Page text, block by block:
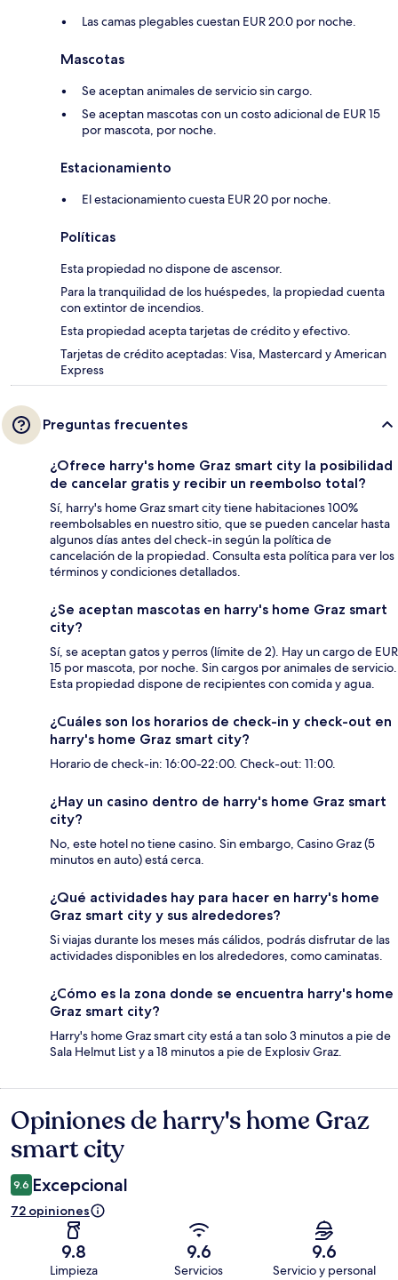
Las camas plegables cuestan EUR 20.0 por noche.
Mascotas
Se aceptan animales de servicio sin cargo.
Se aceptan mascotas con un costo adicional de EUR 15
por mascota, por noche.
Estacionamiento
El estacionamiento cuesta EUR 20 por noche.
Políticas
Esta propiedad no dispone de ascensor.
Para la tranquilidad de los huéspedes, la propiedad cuenta
con extintor de incendios.
Esta propiedad acepta tarjetas de crédito y efectivo.
Tarjetas de crédito aceptadas: Visa, Mastercard y American
Express
Preguntas frecuentes
¿Ofrece harry's home Graz smart city la posibilidad
de cancelar gratis y recibir un reembolso total?
Sí, harry's home Graz smart city tiene habitaciones 100%
reembolsables en nuestro sitio, que se pueden cancelar hasta
algunos días antes del check-in según la política de
cancelación de la propiedad. Consulta esta política para ver los
términos y condiciones detallados.
¿Se aceptan mascotas en harry's home Graz smart
city?
Sí, se aceptan gatos y perros (límite de 2). Hay un cargo de EUR
15 por mascota, por noche. Sin cargos por animales de servicio.
Esta propiedad dispone de recipientes con comida y agua.
¿Cuáles son los horarios de check-in y check-out en
harry's home Graz smart city?
Horario de check-in: 16:00-22:00. Check-out: 11:00.
¿Hay un casino dentro de harry's home Graz smart
city?
No, este hotel no tiene casino. Sin embargo, Casino Graz (5
minutos en auto) está cerca.
¿Qué actividades hay para hacer en harry's home
Graz smart city y sus alrededores?
Si viajas durante los meses más cálidos, podrás disfrutar de las
actividades disponibles en los alrededores, como caminatas.
¿Cómo es la zona donde se encuentra harry's home
Graz smart city?
Harry's home Graz smart city está a tan solo 3 minutos a pie de
Sala Helmut List y a 18 minutos a pie de Explosiv Graz.
Opiniones
Opiniones de harry's home Graz
smart city
9.6 Excepcional
72 opiniones
9.8
Limpieza
9.6
Servicios
9.6
Servicio y personal